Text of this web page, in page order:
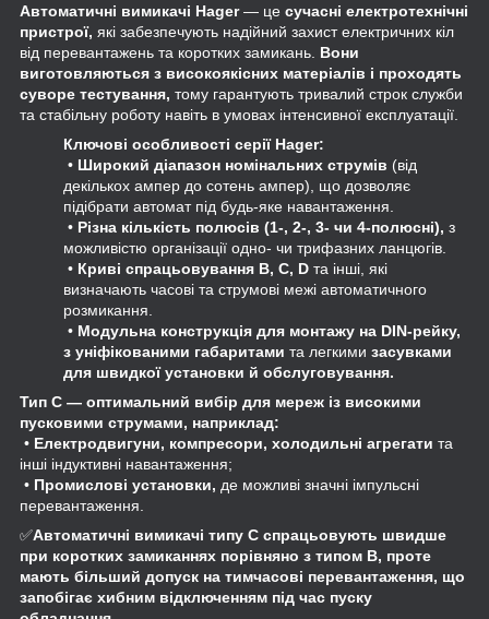
Автоматичні вимикачі Hager— це сучасні електротехнічні
пристрої, які забезпечують надійний захист електричних кіл
від перевантажень та коротких замикань. Вони
виготовляються з високоякісних матеріалів і проходять
суворе тестування, тому гарантують тривалий строк служби
та стабільну роботу навіть в умовах інтенсивної експлуатації.
Ключові особливості серії Hager:
• Широкий діапазон номінальних струмів (від
декількох ампер до сотень ампер), що дозволяє
підібрати автомат під будь‑яке навантаження.
• Різна кількість полюсів (1‑, 2‑, 3‑ чи 4‑полюсні), з
можливістю організації одно- чи трифазних ланцюгів.
• Криві спрацьовування B, C, D та інші, які
визначають часові та струмові межі автоматичного
розмикання.
• Модульна конструкція для монтажу на DIN‑рейку,
з уніфікованими габаритами та легкими засувками
для швидкої установки й обслуговування.
Тип C — оптимальний вибір для мереж із високими
пусковими струмами, наприклад:
• Електродвигуни, компресори, холодильні агрегати та
інші індуктивні навантаження;
• Промислові установки, де можливі значні імпульсні
перевантаження.
✅Автоматичні вимикачі типу C спрацьовують швидше
при коротких замиканнях порівняно з типом B, проте
мають більший допуск на тимчасові перевантаження, що
запобігає хибним відключенням під час пуску